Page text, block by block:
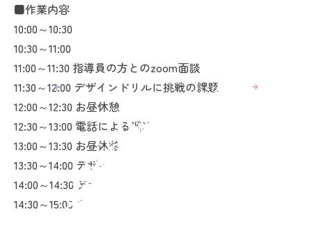
■作業内容
10:00～10:30
10:30～11:00
11:00～11:30 指導員の方とのzoom面談
11:30～12:00 デザインドリルに挑戦の課題
12:00～12:30 お昼休憩
12:30～13:00 電話による週次面談、お昼休憩
13:00～13:30 お昼休憩
13:30～14:00 デザインドリルに挑戦の課題
14:00～14:30 デザインドリルに挑戦の課題
14:30～15:00 日報の入力、日報のブログアップ